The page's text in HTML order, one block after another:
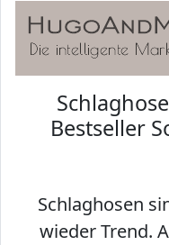
Bestseller
Schlaghosen
wieder Trend.